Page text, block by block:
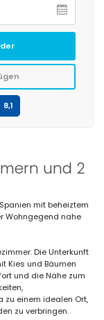
und 2
mit beheiztem
Wohngegend nahe
Die Unterkunft
Kies und Bäumen
und die Nähe zum
zu einem idealen Ort,
zu verbringen.
8,1